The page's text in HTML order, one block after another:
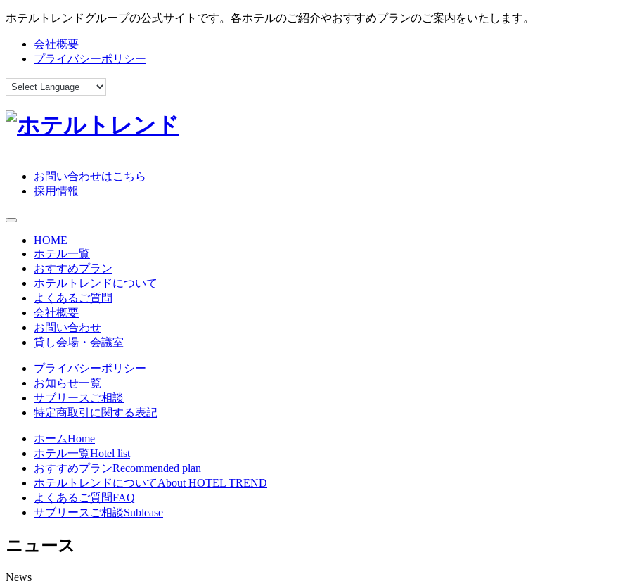
ホテルトレンドグループの公式サイトです。各ホテルのご紹介やおすすめプランのご案内をいたします。
会社概要
プライバシーポリシー
お問い合わせはこちら
採用情報
toggle navigation
HOME
ホテル一覧
おすすめプラン
ホテルトレンドについて
よくあるご質問
会社概要
お問い合わせ
貸し会場・会議室
プライバシーポリシー
お知らせ一覧
サブリースご相談
特定商取引に関する表記
ホームHome
ホテル一覧Hotel list
おすすめプランRecommended plan
ホテルトレンドについてAbout HOTEL TREND
よくあるご質問FAQ
サブリースご相談Sublease
ニュース
News